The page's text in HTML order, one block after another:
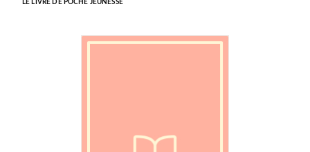
LE LIVRE DE POCHE JEUNESSE